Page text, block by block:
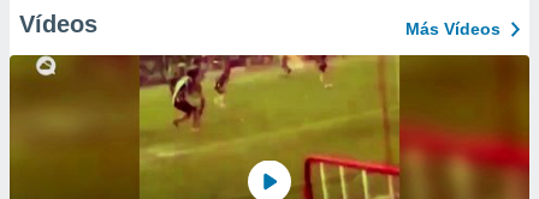
Vídeos Más Vídeos